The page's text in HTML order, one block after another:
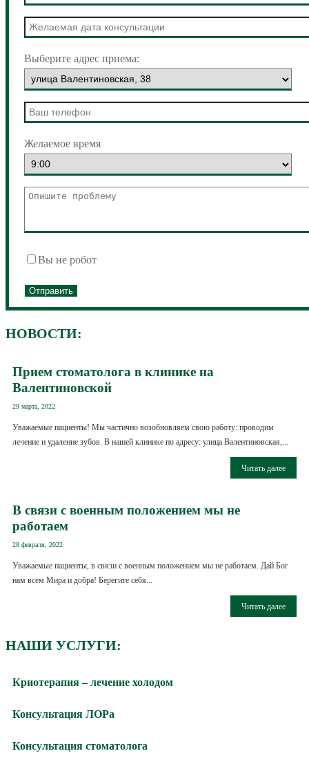
Выберите адрес приема:
Желаемое время
Вы не робот
НОВОСТИ:
Прием стоматолога в клинике на
Валентиновской
29 марта, 2022
Уважаемые пациенты! Мы частично возобновляем свою работу: проводим
лечение и удаление зубов. В нашей клинике по адресу: улица Валентиновская,...
Читать далее
В связи с военным положением мы не
работаем
28 февраля, 2022
Уважаемые пациенты, в связи с военным положением мы не работаем. Дай Бог
нам всем Мира и добра! Берегите себя...
Читать далее
НАШИ УСЛУГИ:
Криотерапия – лечение холодом
Консультация ЛОРа
Консультация стоматолога